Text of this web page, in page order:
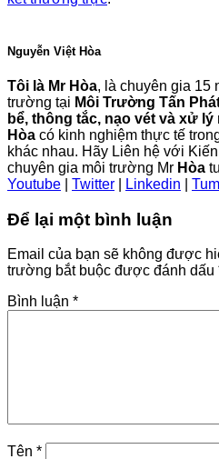
Nguyễn Việt Hòa
Tôi là Mr Hòa, là chuyên gia 15
trường tại Môi Trường Tấn
bể, thông tắc, nạo vét và xử
Hòa có kinh nghiệm thực tế
khác nhau. Hãy Liên hệ với
chuyên gia môi trường Mr Hòa
Youtube
Twitter Linkedin
Để lại một bình luận
Email của bạn sẽ không được
trường bắt buộc được đánh dấu
Bình luận *
Tên *